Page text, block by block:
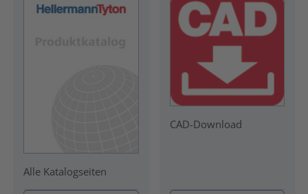
Alle Katalogseiten
CAD-Download